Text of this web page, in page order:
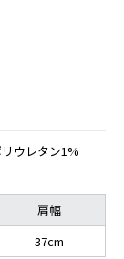
ウレタン1%
肩幅
37cm